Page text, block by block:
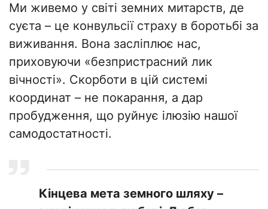
Ми живемо у світі земних митарств, де
суєта – це конвульсії страху в боротьбі за
виживання. Вона засліплює нас,
приховуючи «безпристрасний лик
вічності». Скорботи в цій системі
координат – не покарання, а дар
пробудження, що руйнує ілюзію нашої
самодостатності.
​Кінцева мета земного шляху –